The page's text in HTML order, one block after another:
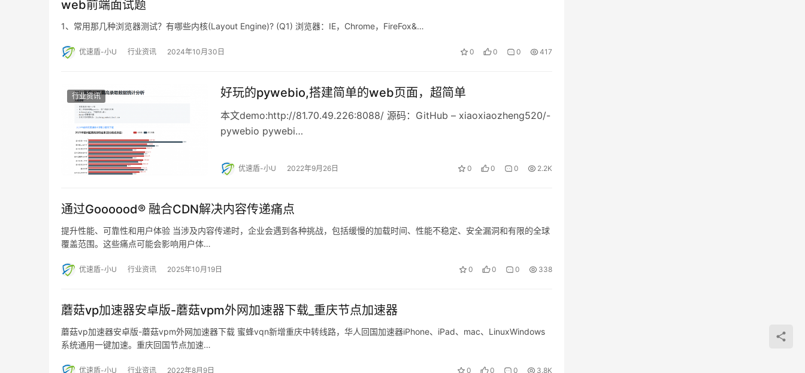
web前端面试题
1、常用那几种浏览器测试？有哪些内核(Layout Engine)? (Q1) 浏览器：IE，Chrome，FireFox&…
优速盾-小U 行业资讯 2024年10月30日 0 0 0 417
行业资讯 好玩的pywebio,搭建简单的web页面，超简单
本文demo:http://81.70.49.226:8088/ 源码：GitHub – xiaoxiaozheng520/-
pywebio pywebi…
优速盾-小U 2022年9月26日 0 0 0 2.2K
通过Goooood® 融合CDN解决内容传递痛点
提升性能、可靠性和用户体验 当涉及内容传递时，企业会遇到各种挑战，包括缓慢的加载时间、性能不稳定、安全漏洞和有限的全球
覆盖范围。这些痛点可能会影响用户体…
优速盾-小U 行业资讯 2025年10月19日 0 0 0 338
蘑菇vp加速器安卓版-蘑菇vpm外网加速器下载_重庆节点加速器
蘑菇vp加速器安卓版-蘑菇vpm外网加速器下载 蜜蜂vqn新增重庆中转线路，华人回国加速器iPhone、iPad、mac、LinuxWindows
系统通用一键加速。重庆回国节点加速…
优速盾-小U 行业资讯 2022年8月9日 0 0 0 3.8K